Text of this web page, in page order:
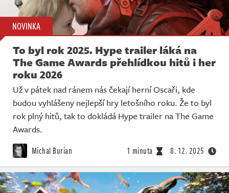
NOVINKA
To byl rok 2025. Hype trailer láká na
The Game Awards přehlídkou hitů i her
roku 2026
Už v pátek nad ránem nás čekají herní Oscaři, kde
budou vyhlášeny nejlepší hry letošního roku. Že to byl
rok plný hitů, tak to dokládá Hype trailer na The Game
Awards.
Michal Burian 1 minuta 8. 12. 2025